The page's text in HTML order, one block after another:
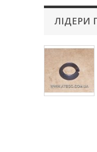
ЛІДЕРИ